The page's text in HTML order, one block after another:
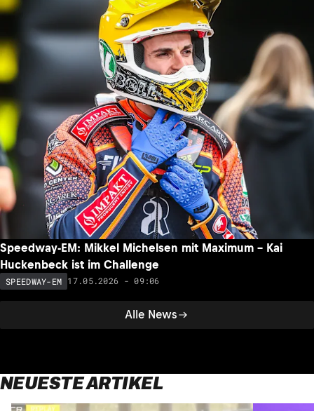
Alle News
Speedway-EM: Mikkel Michelsen mit Maximum – Kai
Huckenbeck ist im Challenge
SPEEDWAY-EM 17.05.2026 - 09:06
NEUESTE ARTIKEL